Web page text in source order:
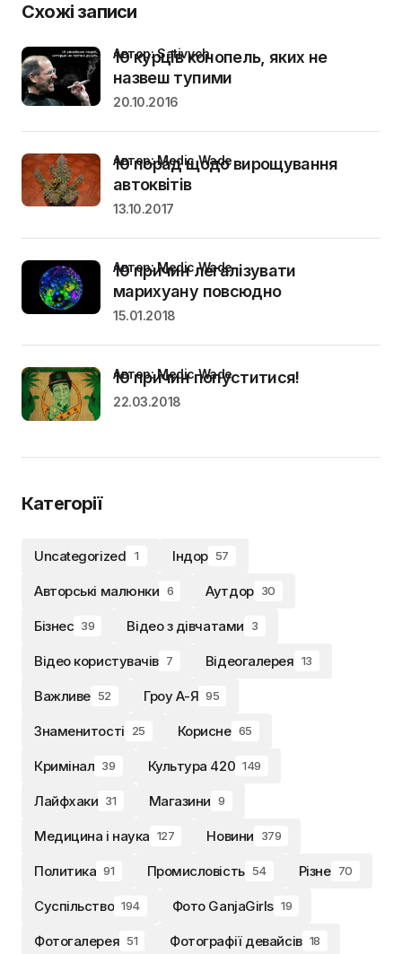
Схожі записи
10 курців конопель, яких не
назвеш тупими
Автор: Sativych
20.10.2016
10 порад щодо вирощування
автоквітів
Автор: Medic Wade
13.10.2017
10 причин легалізувати
марихуану повсюдно
Автор: Medic Wade
15.01.2018
10 причин попуститися!
Автор: Medic Wade
22.03.2018
Категорії
Uncategorized 1 Індор 57
Авторські малюнки 6 Аутдор 30
Бізнес 39 Відео з дівчатами 3
Відео користувачів 7 Відеогалерея 13
Важливе 52 Гроу А-Я 95
Знаменитості 25 Корисне 65
Кримінал 39 Культура 420 149
Лайфхаки 31 Магазини 9
Медицина і наука 127 Новини 379
Политика 91 Промисловість 54 Різне 70
Суспільство 194 Фото GanjaGirls 19
Фотогалерея 51 Фотографії девайсів 18